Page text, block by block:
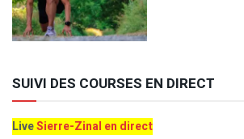
SUIVI DES COURSES EN DIRECT
LiveSierre-Zinal en direct